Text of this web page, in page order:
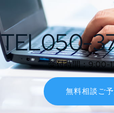
TEL050-
受付時間：9:00-
無料相談ご